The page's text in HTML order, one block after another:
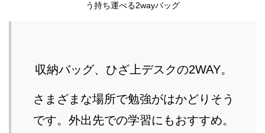
う持ち運べる2wayバッグ
収納バッグ、ひざ上デスクの2WAY。
さまざまな場所で勉強がはかどりそう
です。外出先での学習にもおすすめ。